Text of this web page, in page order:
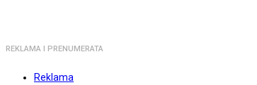
REKLAMA I PRENUMERATA
Reklama